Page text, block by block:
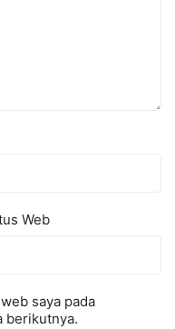
Web
saya pada
berikutnya.